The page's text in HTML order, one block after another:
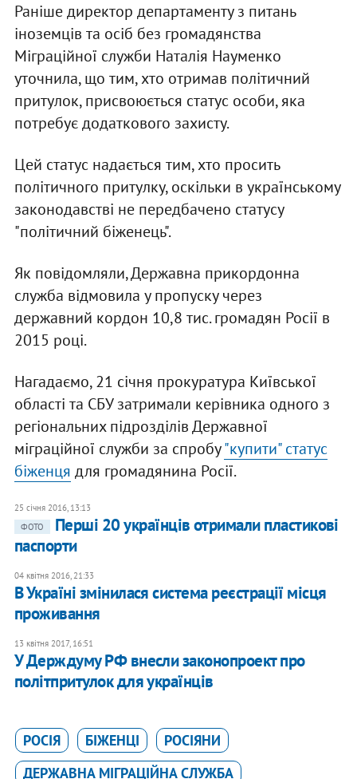
Раніше директор департаменту з питань
іноземців та осіб без громадянства
Міграційної служби Наталія Науменко
уточнила, що тим, хто отримав політичний
притулок, присвоюється статус особи, яка
потребує додаткового захисту.
Цей статус надається тим, хто просить
політичного притулку, оскільки в українському
законодавстві не передбачено статусу
"політичний біженець".
Як повідомляли, Державна прикордонна
служба відмовила у пропуску через
державний кордон 10,8 тис. громадян Росії в
2015 році.
Нагадаємо, 21 січня прокуратура Київської
області та СБУ затримали керівника одного з
регіональних підрозділів Державної
міграційної служби за спробу"купити" статус
біженця для громадянина Росії.
25 січня 2016, 13:13
ФОТО
Перші 20 українців отримали пластикові
паспорти
04 квітня 2016, 21:33
В Україні змінилася система реєстрації місця
проживання
13 квітня 2017, 16:51
У Держдуму РФ внесли законопроект про
політпритулок для українців
РОСІЯ БІЖЕНЦІ
РОСІЯНИ
ДЕРЖАВНА МІГРАЦІЙНА СЛУЖБА